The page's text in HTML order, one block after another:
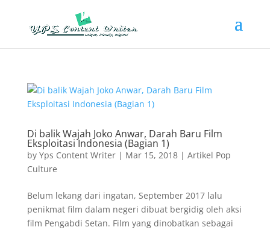
Di balik Wajah Joko Anwar, Darah Baru Film
Eksploitasi Indonesia (Bagian 1)
by Yps Content Writer| Mar 15, 2018| Artikel Pop
Culture
Belum lekang dari ingatan, September 2017 lalu
penikmat film dalam negeri dibuat bergidig oleh aksi
film Pengabdi Setan. Film yang dinobatkan sebagai